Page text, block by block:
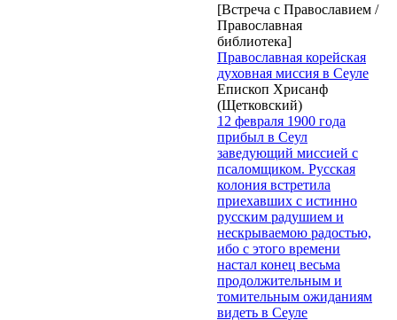
[Встреча с Православием /
Православная
библиотека]
Православная корейская
духовная миссия в Сеуле
Епископ Хрисанф
(Щетковский)
12 февраля 1900 года
прибыл в Сеул
заведующий миссией с
псаломщиком. Русская
колония встретила
приехавших с истинно
русским радушием и
нескрываемою радостью,
ибо с этого времени
настал конец весьма
продолжительным и
томительным ожиданиям
видеть в Сеуле